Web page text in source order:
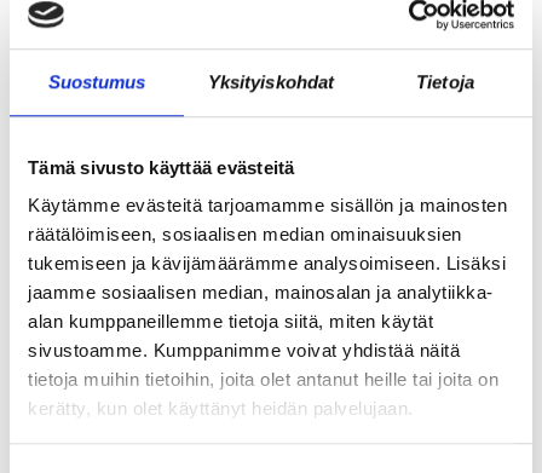
Suostumus Yksityiskohdat Tietoja
Tämä sivusto käyttää evästeitä
Käytämme evästeitä tarjoamamme sisällön ja mainosten
räätälöimiseen, sosiaalisen median ominaisuuksien
tukemiseen ja kävijämäärämme analysoimiseen. Lisäksi
jaamme sosiaalisen median, mainosalan ja analytiikka-
alan kumppaneillemme tietoja siitä, miten käytät
sivustoamme. Kumppanimme voivat yhdistää näitä
tietoja muihin tietoihin, joita olet antanut heille tai joita on
kerätty, kun olet käyttänyt heidän palvelujaan.
MARKKINOINNISSA – KUUKIN EEVA
RISTKARI
ASIAKASYMMÄRRYS SYNTYY IHMISTEN
KESKELLÄ – JA NIIN SYNTYY MYÖS